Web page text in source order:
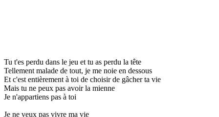
Tu t'es perdu dans le jeu et tu as perdu la tête
Tellement malade de tout, je me noie en dessous
Et c'est entièrement à toi de choisir de gâcher ta vie
Mais tu ne peux pas avoir la mienne
Je n'appartiens pas à toi
Je ne veux pas vivre ma vie